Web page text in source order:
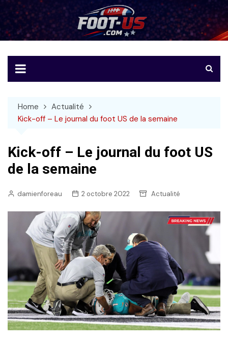
to
content
Foot-US
Le football américain en français
Home
Actualité
Kick-off – Le journal du foot US de la semaine
Kick-off – Le journal du foot US
de la semaine
damienforeau 2 octobre 2022 Actualité